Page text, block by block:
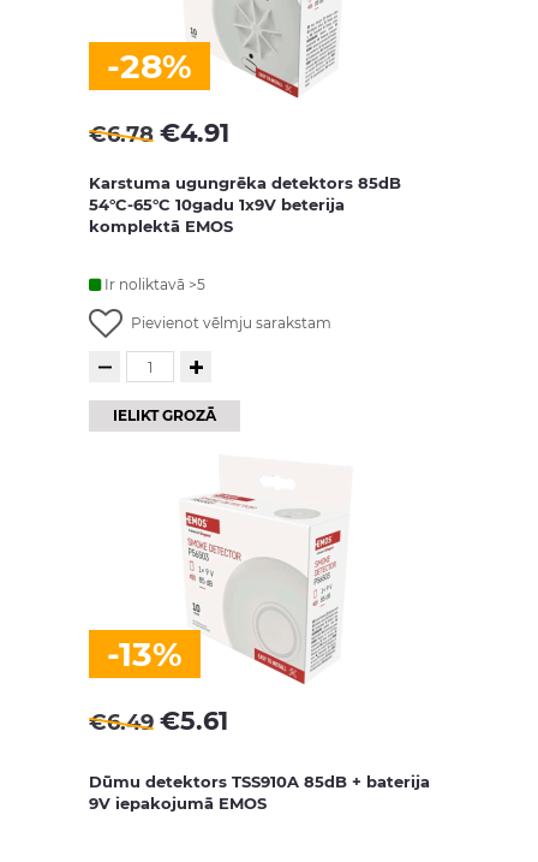
-28%
€6.78 €4.91
Karstuma ugungrēka detektors 85dB
54°C-65°C 10gadu 1x9V beterija
komplektā EMOS
Ir noliktavā >5
Pievienot vēlmju sarakstam
IELIKT GROZĀ
-13%
€6.49 €5.61
Dūmu detektors TSS910A 85dB + baterija
9V iepakojumā EMOS